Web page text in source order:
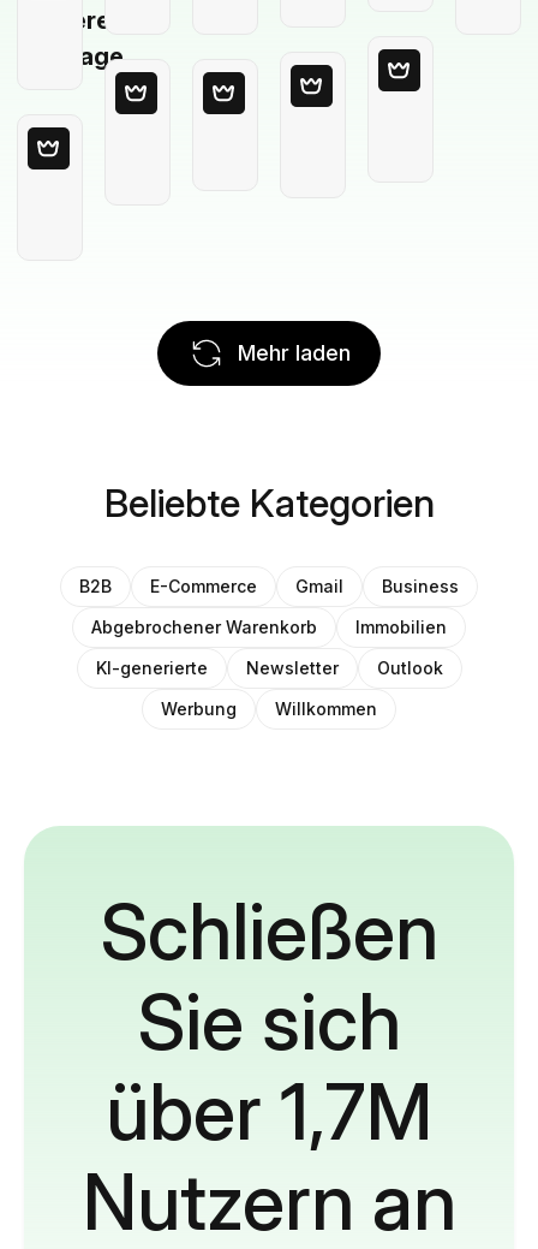
Leere
Vorlage
Mehr laden
Beliebte Kategorien
B2B E-Commerce Gmail
Business
Abgebrochener Warenkorb
Immobilien
KI-generierte
Newsletter
Outlook
Werbung
Willkommen
Schließen
Sie sich
über 1,7M
Nutzern an